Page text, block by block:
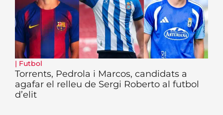
| Futbol
Torrents, Pedrola i Marcos, candidats a
agafar el relleu de Sergi Roberto al futbol
d’elit